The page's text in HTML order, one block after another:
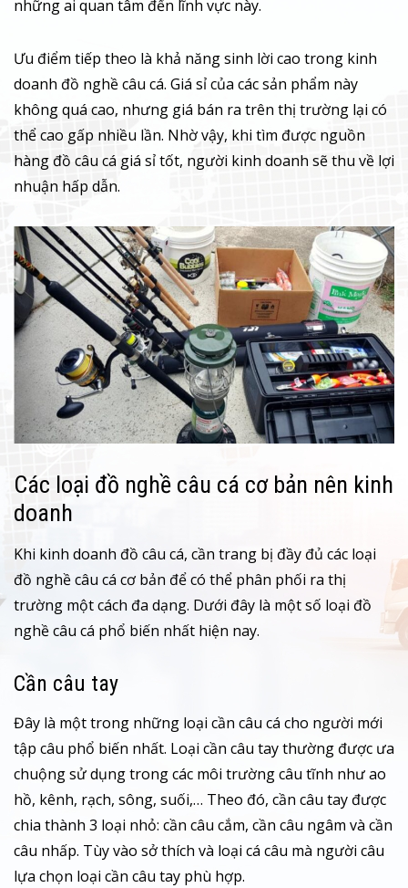
những ai quan tâm đến lĩnh vực này.
Ưu điểm tiếp theo là khả năng sinh lời cao trong kinh
doanh đồ nghề câu cá. Giá sỉ của các sản phẩm này
không quá cao, nhưng giá bán ra trên thị trường lại có
thể cao gấp nhiều lần. Nhờ vậy, khi tìm được nguồn
hàng đồ câu cá giá sỉ tốt, người kinh doanh sẽ thu về lợi
nhuận hấp dẫn.
Các loại đồ nghề câu cá cơ bản nên kinh
doanh
Khi kinh doanh đồ câu cá, cần trang bị đầy đủ các loại
đồ nghề câu cá cơ bản để có thể phân phối ra thị
trường một cách đa dạng. Dưới đây là một số loại đồ
nghề câu cá phổ biến nhất hiện nay.
Cần câu tay
Đây là một trong những loại cần câu cá cho người mới
tập câu phổ biến nhất. Loại cần câu tay thường được ưa
chuộng sử dụng trong các môi trường câu tĩnh như ao
hồ, kênh, rạch, sông, suối,… Theo đó, cần câu tay được
chia thành 3 loại nhỏ: cần câu cắm, cần câu ngâm và cần
câu nhấp. Tùy vào sở thích và loại cá câu mà người câu
lựa chọn loại cần câu tay phù hợp.